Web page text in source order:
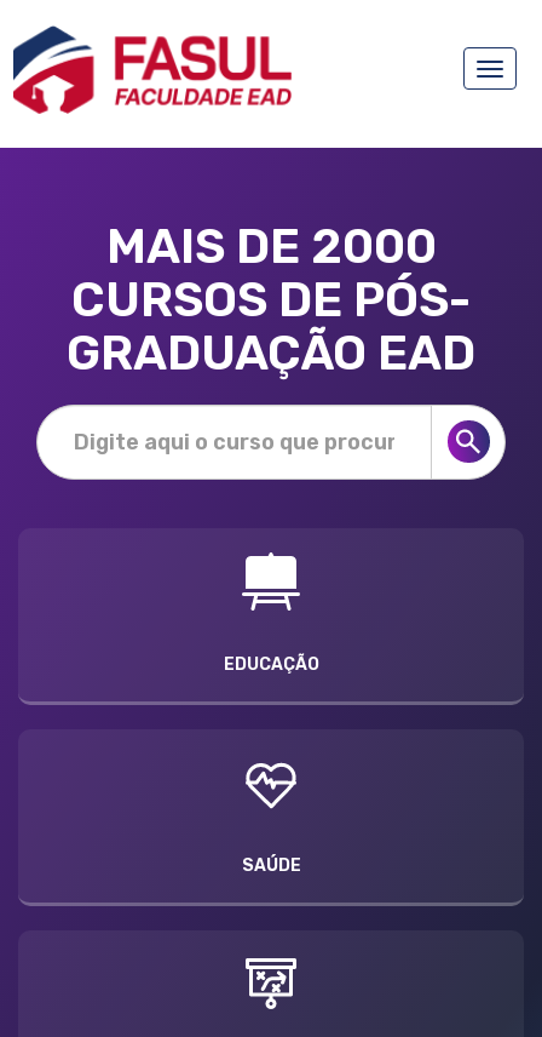
Toggle
MAIS DE 2000
CURSOS DE PÓS-
GRADUAÇÃO EAD
EDUCAÇÃO
SAÚDE